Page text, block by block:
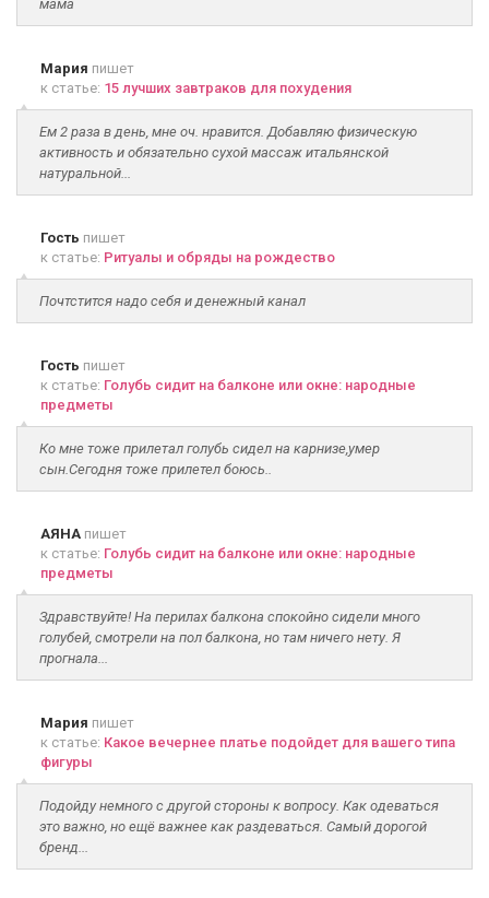
мама
Мария пишет
к статье: 15 лучших завтраков для похудения
Ем 2 раза в день, мне оч. нравится. Добавляю физическую
активность и обязательно сухой массаж итальянской
натуральной...
Гость пишет
к статье: Ритуалы и обряды на рождество
Почтстится надо себя и денежный канал
Гость пишет
к статье: Голубь сидит на балконе или окне: народные
предметы
Ко мне тоже прилетал голубь сидел на карнизе,умер
сын.Сегодня тоже прилетел боюсь..
АЯНА пишет
к статье: Голубь сидит на балконе или окне: народные
предметы
Здравствуйте! На перилах балкона спокойно сидели много
голубей, смотрели на пол балкона, но там ничего нету. Я
прогнала...
Мария пишет
к статье: Какое вечернее платье подойдет для вашего типа
фигуры
Подойду немного с другой стороны к вопросу. Как одеваться
это важно, но ещё важнее как раздеваться. Самый дорогой
бренд...